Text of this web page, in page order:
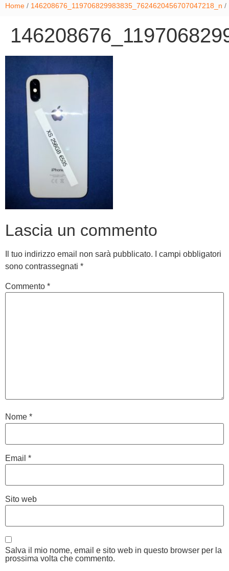
Home / 146208676_119706829983835_7624620456707047218_n /
Lascia un commento
Il tuo indirizzo email non sarà pubblicato.
I campi obbligatori
sono contrassegnati *
Commento *
Nome *
Email *
Sito web
Salva il mio nome, email e sito web in questo browser per la
prossima volta che commento.